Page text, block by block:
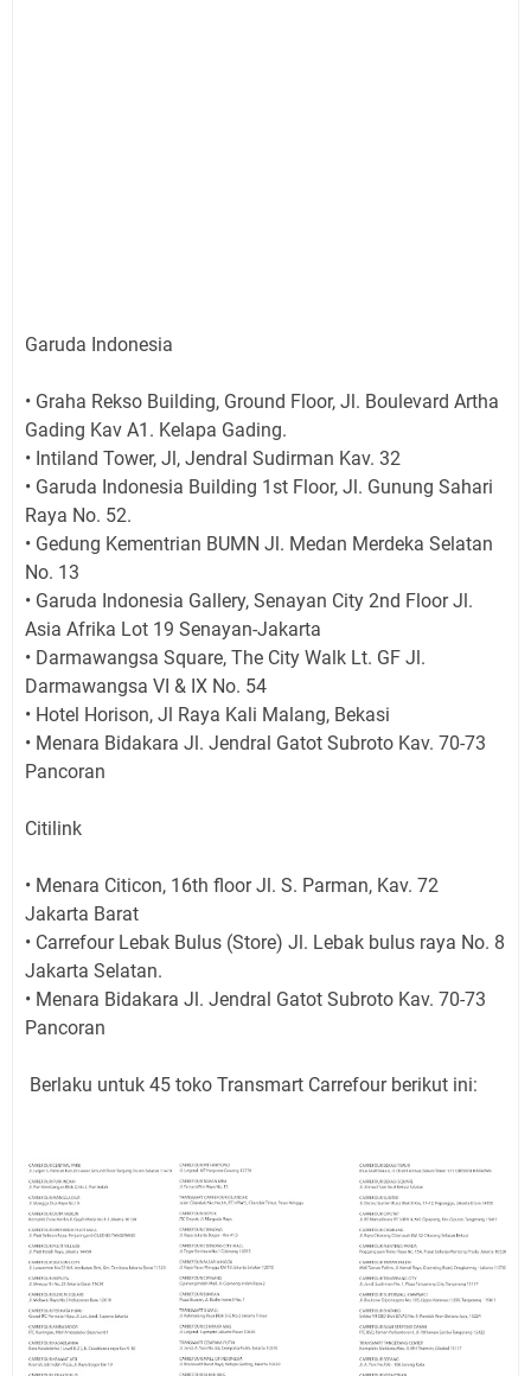
Garuda Indonesia
• Graha Rekso Building, Ground Floor, Jl. Boulevard Artha
Gading Kav A1. Kelapa Gading.
• Intiland Tower, Jl, Jendral Sudirman Kav. 32
• Garuda Indonesia Building 1st Floor, Jl. Gunung Sahari
Raya No. 52.
• Gedung Kementrian BUMN Jl. Medan Merdeka Selatan
No. 13
• Garuda Indonesia Gallery, Senayan City 2nd Floor Jl.
Asia Afrika Lot 19 Senayan-Jakarta
• Darmawangsa Square, The City Walk Lt. GF Jl.
Darmawangsa VI & IX No. 54
• Hotel Horison, Jl Raya Kali Malang, Bekasi
• Menara Bidakara Jl. Jendral Gatot Subroto Kav. 70-73
Pancoran
Citilink
• Menara Citicon, 16th floor Jl. S. Parman, Kav. 72
Jakarta Barat
• Carrefour Lebak Bulus (Store) Jl. Lebak bulus raya No. 8
Jakarta Selatan.
• Menara Bidakara Jl. Jendral Gatot Subroto Kav. 70-73
Pancoran
Berlaku untuk 45 toko Transmart Carrefour berikut ini: